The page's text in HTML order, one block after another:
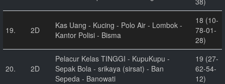
19. 2D
Kas Uang - Kucing - Polo Air - Lombok -
Kantor Polisi - Bisma
18 (10-
78-01-
28)
20. 2D
Pelacur Kelas TINGGI - KupuKupu -
Sepak Bola - srikaya (sirsat) - Ban
Sepeda - Banowati
19 (27-
62-54-
12)